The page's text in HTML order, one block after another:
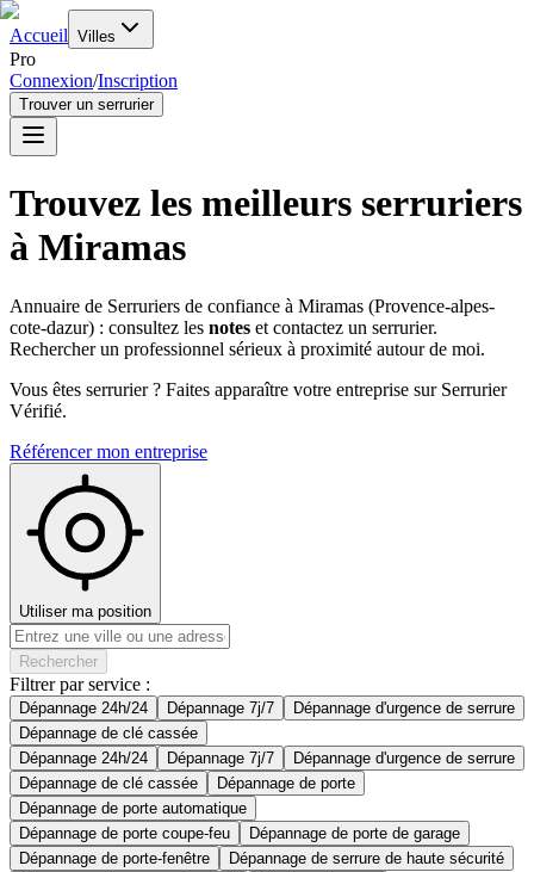
Accueil Villes
Pro
Connexion/Inscription
Trouver un serrurier
Trouvez les meilleurs serruriers
à Miramas
Annuaire de Serruriers de confiance à Miramas (Provence-alpes-
cote-dazur) : consultez les notes et contactez un serrurier.
Rechercher un professionnel sérieux à proximité autour de moi.
Vous êtes serrurier ? Faites apparaître votre entreprise sur Serrurier
Vérifié.
Référencer mon entreprise
Utiliser ma position
Rechercher
Filtrer par service :
Dépannage 24h/24 Dépannage 7j/7
Dépannage d'urgence de serrure
Dépannage de clé cassée
Dépannage 24h/24
Dépannage 7j/7
Dépannage d'urgence de serrure
Dépannage de clé cassée
Dépannage de porte
Dépannage de porte automatique
Dépannage de porte coupe-feu
Dépannage de porte de garage
Dépannage de porte-fenêtre
Dépannage de serrure de haute sécurité